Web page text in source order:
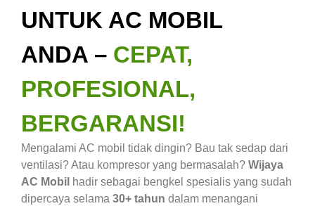
UNTUK AC MOBIL
ANDA – CEPAT,
PROFESIONAL,
BERGARANSI!
Mengalami AC mobil tidak dingin? Bau tak sedap dari
ventilasi? Atau kompresor yang bermasalah? Wijaya
AC Mobil hadir sebagai bengkel spesialis yang sudah
dipercaya selama 30+ tahun dalam menangani